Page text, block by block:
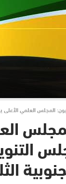
المجلس العلمي الأعلى